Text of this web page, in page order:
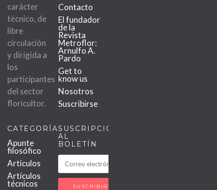
carácter
técnico, de
libre
circulación
y dirigida a
los
participantes
del sector
floricultor.
Contacto
El fundador
de la
Revista
Metroflor:
Arnulfo A.
Pardo
Get to
know us
Nosotros
Suscribirse
CATEGORÍAS
Apunte
filosófico
Artículos
Artículos
técnicos
SUSCRIPCIÓN
AL
BOLETÍN